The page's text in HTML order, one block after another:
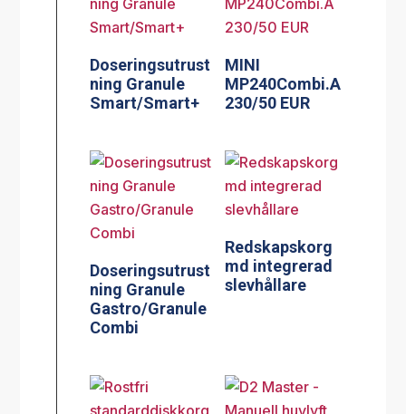
Doseringsutrust
ning Granule
Smart/Smart+
MINI
MP240Combi.A
230/50 EUR
Doseringsutrust
ning Granule
Gastro/Granule
Combi
Redskapskorg
md integrerad
slevhållare